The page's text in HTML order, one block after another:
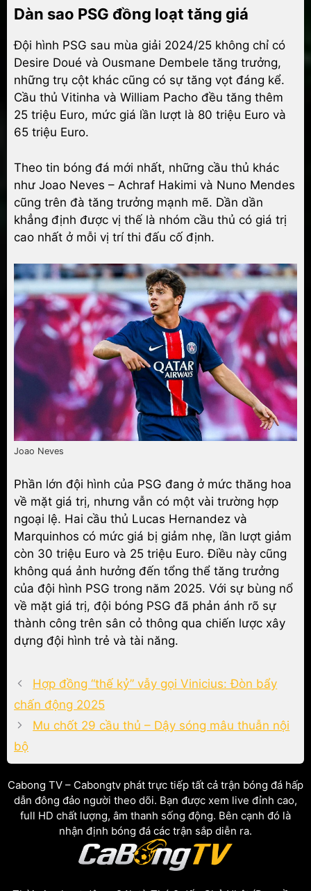
Dàn sao PSG đồng loạt tăng giá
Đội hình PSG sau mùa giải 2024/25 không chỉ có
Desire Doué và Ousmane Dembele tăng trưởng,
những trụ cột khác cũng có sự tăng vọt đáng kể.
Cầu thủ Vitinha và William Pacho đều tăng thêm
25 triệu Euro, mức giá lần lượt là 80 triệu Euro và
65 triệu Euro.
Theo tin bóng đá mới nhất, những cầu thủ khác
như Joao Neves – Achraf Hakimi và Nuno Mendes
cũng trên đà tăng trưởng mạnh mẽ. Dần dần
khẳng định được vị thế là nhóm cầu thủ có giá trị
cao nhất ở mỗi vị trí thi đấu cố định.
Joao Neves
Phần lớn đội hình của PSG đang ở mức thăng hoa
về mặt giá trị, nhưng vẫn có một vài trường hợp
ngoại lệ. Hai cầu thủ Lucas Hernandez và
Marquinhos có mức giá bị giảm nhẹ, lần lượt giảm
còn 30 triệu Euro và 25 triệu Euro. Điều này cũng
không quá ảnh hưởng đến tổng thể tăng trưởng
của đội hình PSG trong năm 2025. Với sự bùng nổ
về mặt giá trị, đội bóng PSG đã phản ánh rõ sự
thành công trên sân cỏ thông qua chiến lược xây
dựng đội hình trẻ và tài năng.
Hợp đồng “thế kỷ” vẫy gọi Vinicius: Đòn bẩy
chấn động 2025
Mu chốt 29 cầu thủ – Dậy sóng mâu thuẫn nội
bộ
Cabong TV – Cabongtv phát trực tiếp tất cả trận bóng đá hấp
dẫn đông đảo người theo dõi. Bạn được xem live đỉnh cao,
full HD chất lượng, âm thanh sống động. Bên cạnh đó là
nhận định bóng đá các trận sắp diễn ra.